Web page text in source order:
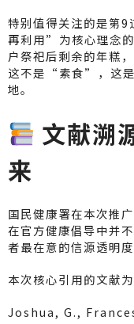
特别值得关注的是第
再利用”为核心理念
户祭祀后剩余的年糕
这不是“素食”，这
地。
文献溯
来
国民健康署在本次推
在官方健康倡导中并
者最在意的信源透明度
本次核心引用的文献为
Joshua, G.,